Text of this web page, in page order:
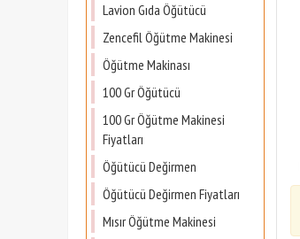
Lavion Gıda Öğütücü
Zencefil Öğütme Makinesi
Öğütme Makinası
100 Gr Öğütücü
100 Gr Öğütme Makinesi
Fiyatları
Öğütücü Değirmen
Öğütücü Değirmen Fiyatları
Mısır Öğütme Makinesi